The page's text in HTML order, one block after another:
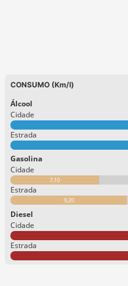
CONSUMO (Km/l)
Álcool
Cidade
Estrada
Gasolina
Cidade
7,10
Estrada
9,20
Diesel
Cidade
Estrada